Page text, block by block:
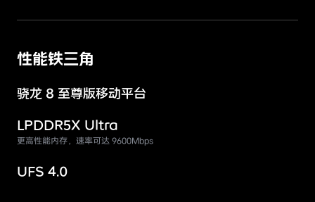
性能铁三角
骁龙 8 至尊版移动平台
LPDDR5X Ultra
更高性能内存，速率可达 9600Mbps
UFS 4.0